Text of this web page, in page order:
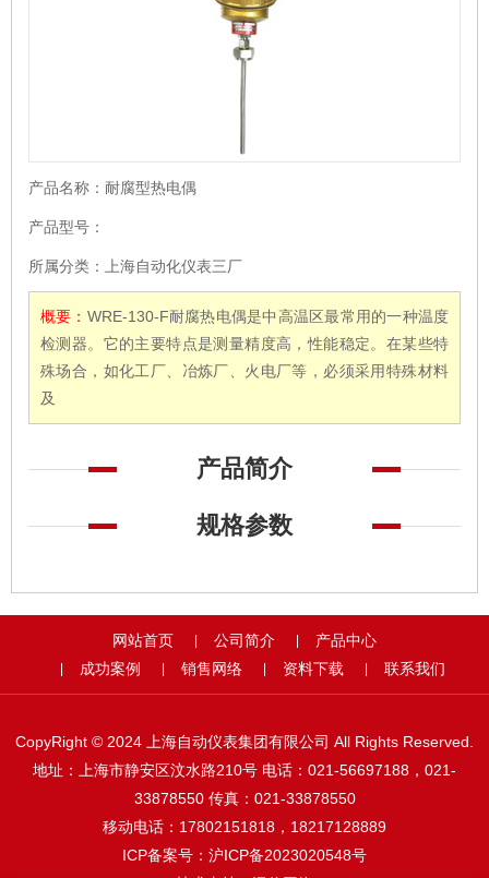
产品名称： 耐腐型热电偶
产品型号：
所属分类： 上海自动化仪表三厂
概要： WRE-130-F耐腐热电偶是中高温区最常用的一种温度
检测器。它的主要特点是测量精度高，性能稳定。在某些特
殊场合，如化工厂、冶炼厂、火电厂等，必须采用特殊材料
及
产品简介
规格参数
网站首页 | 公司简介 | 产品中心
| 成功案例 | 销售网络 | 资料下载 | 联系我们
CopyRight © 2024 上海自动仪表集团有限公司 All Rights Reserved.
地址：上海市静安区汶水路210号 电话：021-56697188，021-
33878550 传真：021-33878550
移动电话：17802151818，18217128889
ICP备案号： 沪ICP备2023020548号